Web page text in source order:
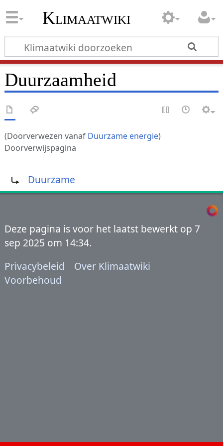
Klimaatwiki
Duurzaamheid
(Doorverwezen vanaf Duurzame energie)
Doorverwijspagina
Duurzame
Deze pagina is voor het laatst bewerkt op 7
sep 2025 om 14:34.
Privacybeleid
Over Klimaatwiki
Voorbehoud